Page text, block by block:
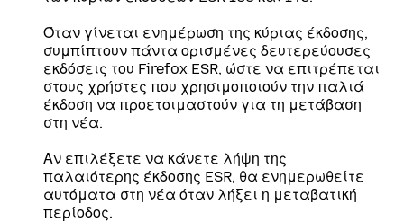
Όταν γίνεται ενημέρωση της κύριας έκδοσης,
συμπίπτουν πάντα ορισμένες δευτερεύουσες
εκδόσεις του Firefox ESR, ώστε να επιτρέπεται
στους χρήστες που χρησιμοποιούν την παλιά
έκδοση να προετοιμαστούν για τη μετάβαση
στη νέα.
Αν επιλέξετε να κάνετε λήψη της
παλαιότερης έκδοσης ESR, θα ενημερωθείτε
αυτόματα στη νέα όταν λήξει η μεταβατική
περίοδος.